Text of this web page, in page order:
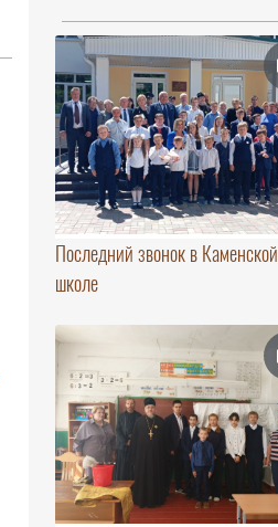
Последний звонок в Каменской
школе